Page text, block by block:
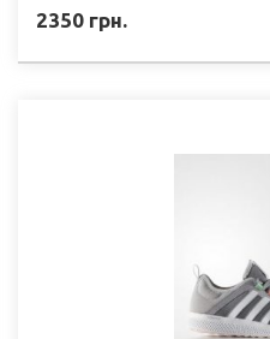
2350 грн.